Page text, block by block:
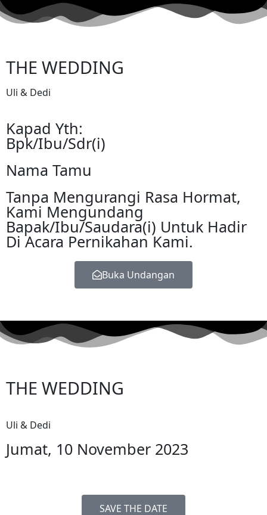
THE WEDDING
Uli & Dedi
Kapad Yth:
Bpk/Ibu/Sdr(i)
Nama Tamu
Tanpa Mengurangi Rasa Hormat,
Kami Mengundang
Bapak/Ibu/Saudara(i) Untuk Hadir
Di Acara Pernikahan Kami.
Buka Undangan
THE WEDDING
Uli & Dedi
Jumat, 10 November 2023
SAVE THE DATE